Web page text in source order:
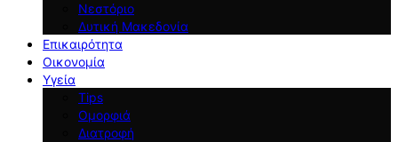
Νεστόριο
Δυτική Μακεδονία
Επικαιρότητα
Οικονομία
Υγεία
Tips
Ομορφιά
Διατροφή